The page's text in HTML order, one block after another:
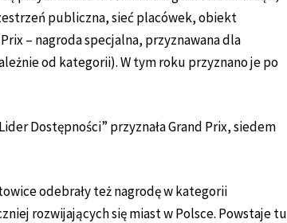
publiczna, sieć placówek, obiekt
– nagroda specjalna, przyznawana dla
od kategorii). W tym roku przyznano je po
Dostępności” przyznała Grand Prix, siedem
odebrały też nagrodę w kategorii
rozwijających się miast w Polsce. Powstaje tu